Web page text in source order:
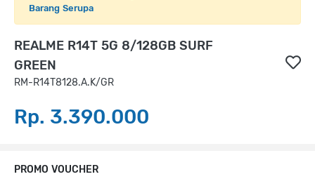
Barang Serupa
REALME R14T 5G 8/128GB SURF
GREEN
RM-R14T8128.A.K/GR
Rp. 3.390.000
PROMO VOUCHER